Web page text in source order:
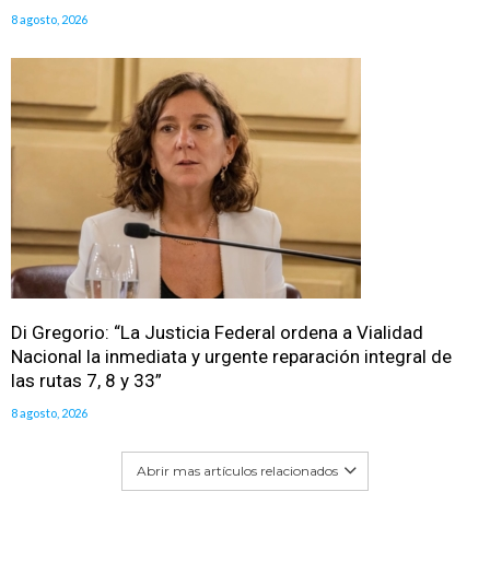
8 agosto, 2026
Di Gregorio: “La Justicia Federal ordena a Vialidad
Nacional la inmediata y urgente reparación integral de
las rutas 7, 8 y 33”
8 agosto, 2026
Abrir mas artículos relacionados